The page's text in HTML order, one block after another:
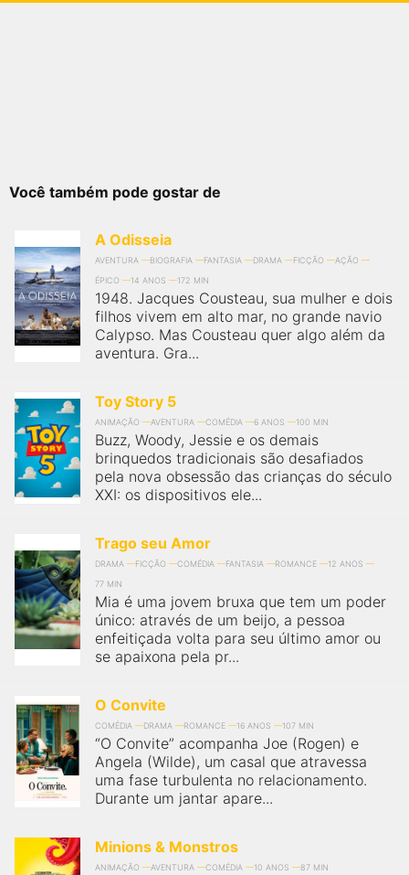
Você também pode gostar de
A Odisseia
AVENTURA BIOGRAFIA FANTASIA DRAMA FICÇÃO
AÇÃO
ÉPICO
14 ANOS 172 MIN
1948. Jacques Cousteau, sua mulher e dois
filhos vivem em alto mar, no grande navio
Calypso. Mas Cousteau quer algo além da
aventura. Gra...
Toy Story 5
ANIMAÇÃO AVENTURA COMÉDIA 6 ANOS 100 MIN
Buzz, Woody, Jessie e os demais
brinquedos tradicionais são desafiados
pela nova obsessão das crianças do século
XXI: os dispositivos ele...
Trago seu Amor
DRAMA FICÇÃO COMÉDIA FANTASIA ROMANCE
12 ANOS
77 MIN
Mia é uma jovem bruxa que tem um poder
único: através de um beijo, a pessoa
enfeitiçada volta para seu último amor ou
se apaixona pela pr...
O Convite
COMÉDIA DRAMA ROMANCE 16 ANOS 107 MIN
“O Convite” acompanha Joe (Rogen) e
Angela (Wilde), um casal que atravessa
uma fase turbulenta no relacionamento.
Durante um jantar apare...
Minions & Monstros
ANIMAÇÃO AVENTURA COMÉDIA 10 ANOS 87 MIN